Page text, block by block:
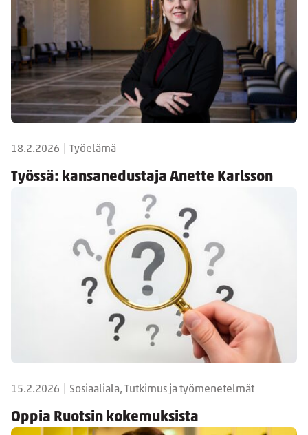
18.2.2026 Työelämä
Työssä: kansanedustaja Anette Karlsson
15.2.2026 Sosiaaliala, Tutkimus ja työmenetelmät
Oppia Ruotsin kokemuksista